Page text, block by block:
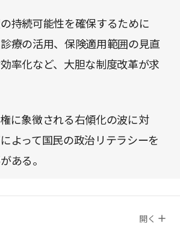
持続可能性を確保するために
療の活用、保険適用範囲の見直
率化など、大胆な制度改革が求
に象徴される右傾化の波に対
よって国民の政治リテラシーを
ある。
開く